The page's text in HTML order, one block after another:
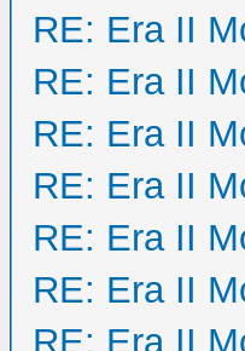
RE: Era II
RE: Era II
RE: Era II
RE: Era II
RE: Era II
RE: Era II
RE: Era II